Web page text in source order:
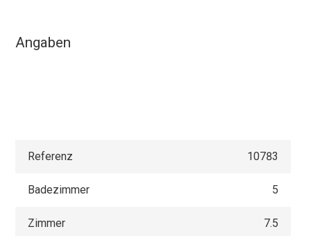
Angaben
Referenz 10783
Badezimmer 5
Zimmer 7.5